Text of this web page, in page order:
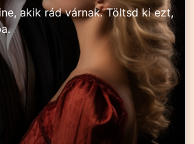
akik rád várnak. Töltsd ki ezt,